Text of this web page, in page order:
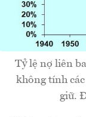
Tỷ lệ nợ liên
không tính
giữ.